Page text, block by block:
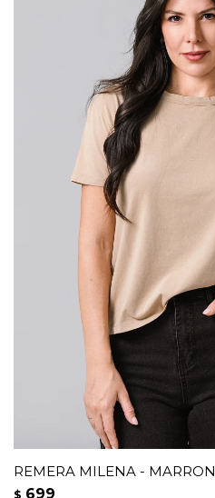
REMERA MILENA - MARRON
$ 699